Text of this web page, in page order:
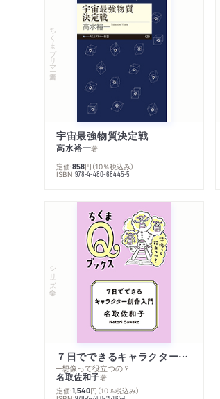
ちくまプリマー新書
宇宙最強物質決定戦
高水裕一著
定価:858円 （10％税込み）
ISBN:978-4-480-68445-5
シリーズ・全集
７日でできるキャラクター創作入門
─想像って役立つの？
名取佐和子著
定価:1,540円 （10％税込み）